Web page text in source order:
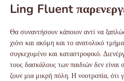
Ling Fluent
Θα συναντήσουν κάποιον αντί να
χιόνι και ακόμη και το ανατολικό
συγκεχυμένο και καταστροφικό.
τους δασκάλους των παιδιών δεν είναι
ζουν μια μικρή πόλη. Η νοοτροπία, ότι